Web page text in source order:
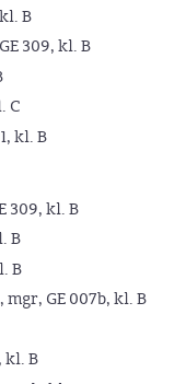
B
309, kl. B
C
kl. B
309, kl. B
B
B
, mgr, GE 007b, kl. B
kl. B